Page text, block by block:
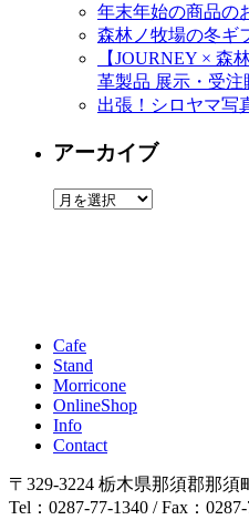
年末年始の商品の
森林ノ牧場の冬ギ
【JOURNEY × 森
革製品 展示・受注
出張！シロヤマ写
アーカイブ
ア
Cafe
Stand
Morricone
OnlineShop
Info
Contact
〒329-3224 栃木県那須郡那須
Tel：0287-77-1340 / Fax：